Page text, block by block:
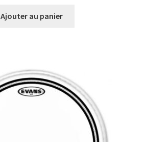
Ajouter au panier